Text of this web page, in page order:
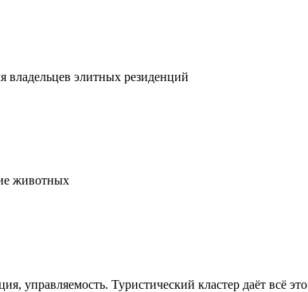
элитных резиденций
животных
управляемость. Туристический кластер даёт всё это